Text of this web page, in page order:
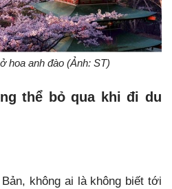
hoa anh đào (Ảnh: ST)
thể bỏ qua khi đi du
không ai là không biết tới